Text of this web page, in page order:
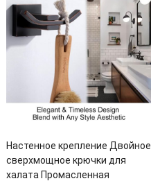
Настенное крепление Двойное
сверхмощное крючки для
халата Промасленная